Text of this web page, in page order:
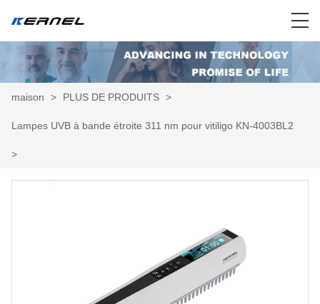
maison > PLUS DE PRODUITS >
Lampes UVB à bande étroite 311 nm pour vitiligo KN-4003BL2
>